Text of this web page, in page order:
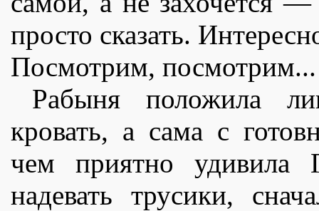
просто сказать.
Посмотрим, посмотрим...
Рабыня положила
кровать, а сама с
чем приятно удивила
надевать трусики,